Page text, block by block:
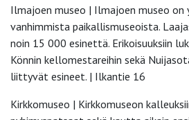
Ilmajoen museo | Ilmajoen museo on
vanhimmista paikallismuseoista.
noin 15 000 esinettä. Erikoisuuksiin
Könnin kellomestareihin sekä
liittyvät esineet. | Ilkantie 16
Kirkkomuseo | Kirkkomuseon